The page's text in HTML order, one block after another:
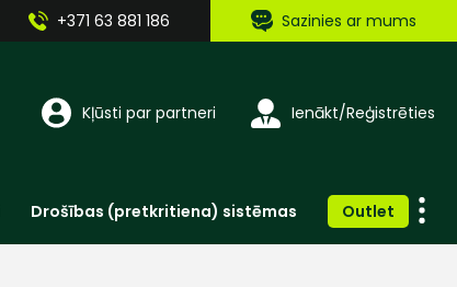
+371 63 881 186 Sazinies ar mums
Kļūsti par partneri Ienākt/Reģistrēties
Drošības (pretkritiena) sistēmas Outlet